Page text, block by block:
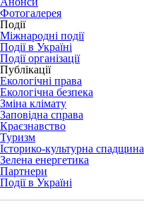
Фотогалерея
Події
Міжнародні події
Події в Україні
Події організації
Публікації
Екологічні права
Екологічна безпека
Зміна клімату
Заповідна справа
Краєзнавство
Туризм
Історико-культурна спадщина
Зелена енергетика
Партнери
Події в Україні